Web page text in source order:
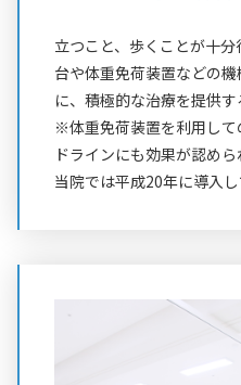
立つこと、歩くことが十
台や体重免荷装置などの
に、積極的な治療を提供す
※体重免荷装置を利用して
ドラインにも効果が認めら
当院では平成20年に導入し